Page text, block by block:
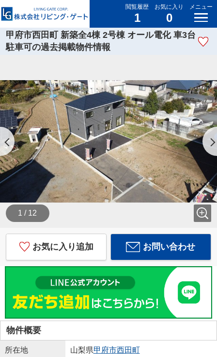
閲覧履歴
1
お気に入り
0
メニュー
甲府市西田町 新築全4棟 2号棟 オール電化 車3台
駐車可の過去掲載物件情報
1 / 12
お気に入り追加 お問い合わせ
物件概要
所在地 山梨県甲府市西田町